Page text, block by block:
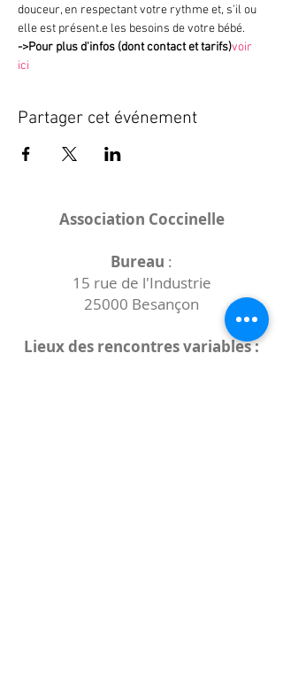
douceur, en respectant votre rythme et, s'il ou
elle est présent.e les besoins de votre bébé.
->Pour plus d'infos (dont contact et tarifs)voir
ici
Partager cet événement
Association Coccinelle
Bureau :
15 rue de l'Industrie
25000 Besançon
Lieux des rencontres variables :